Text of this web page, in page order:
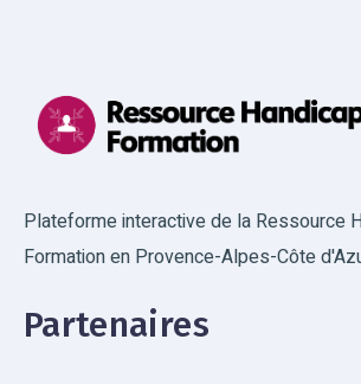
Plateforme interactive de la Ressource
Formation en Provence-Alpes-Côte
Partenaires